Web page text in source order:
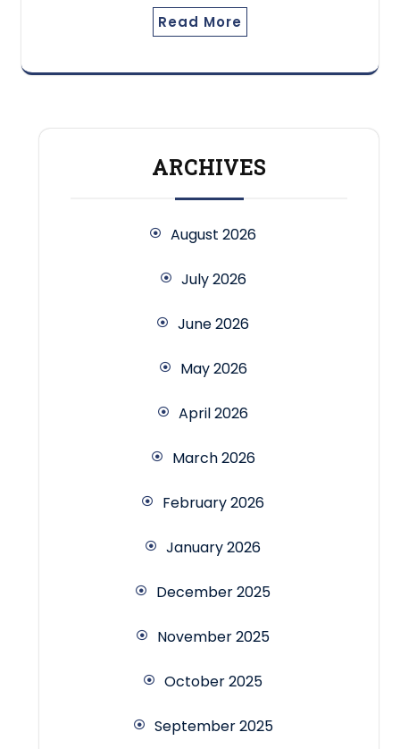
Read More
ARCHIVES
August 2026
July 2026
June 2026
May 2026
April 2026
March 2026
February 2026
January 2026
December 2025
November 2025
October 2025
September 2025